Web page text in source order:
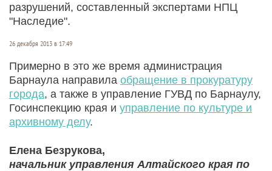
разрушений, составленный экспертами НПЦ
"Наследие".
26 декабря 2013 в 17:49
Примерно в это же время администрация
Барнаула направила обращение в прокуратуру
города, а также в управление ГУВД по Барнаулу,
Госинспекцию края и управление по культуре и
архивному делу.
Елена Безрукова,
начальник управления Алтайского края по